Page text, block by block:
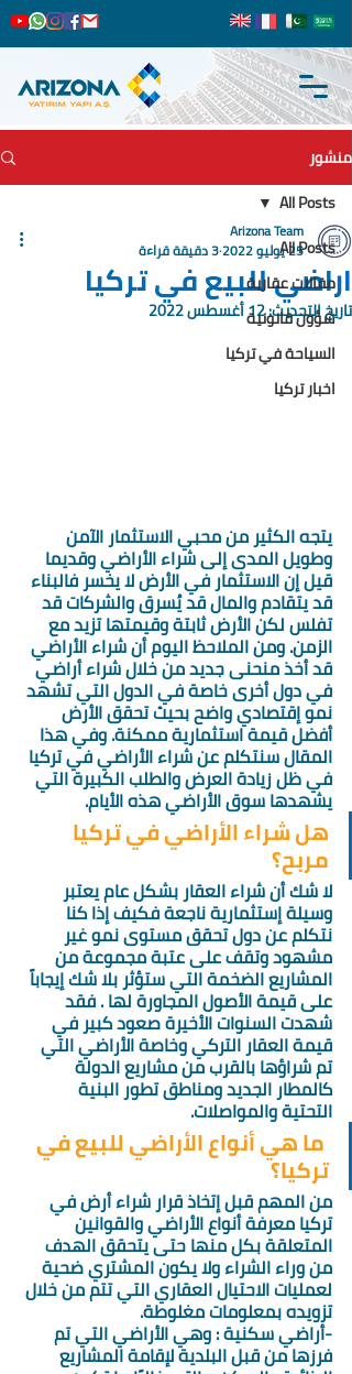
منشور
All Posts
مقالات عقارية
شؤون قانونية
السياحة في تركيا
اخبار تركيا
All Posts
اراضي للبيع في تركيا
Arizona Team
25 يوليو 2022 3 دقيقة قراءة
تاريخ التحديث:12 أغسطس 2022
يتجه الكثير من محبي الاستثمار الآمن
وطويل المدى إلى شراء الأراضي وقديما
قيل إن الاستثمار في الأرض لا يخسر فالبناء
قد يتقادم والمال قد يُسرق والشركات قد
تفلس لكن الأرض ثابتة وقيمتها تزيد مع
الزمن. ومن الملاحظ اليوم أن شراء الأراضي
قد أخذ منحنى جديد من خلال شراء أراضي
في دول أخرى خاصة في الدول التي تشهد
نمو إقتصادي واضح بحيث تحقق الأرض
أفضل قيمة استثمارية ممكنة. وفي هذا
المقال سنتكلم عن شراء الأراضي في تركيا
في ظل زيادة العرض والطلب الكبيرة التي
يشهدها سوق الأراضي هذه الأيام.
هل شراء الأراضي في تركيا
مربح؟
لا شك أن شراء العقار بشكل عام يعتبر
وسيلة إستثمارية ناجعة فكيف إذا كنا
نتكلم عن دول تحقق مستوى نمو غير
مشهود وتقف على عتبة مجموعة من
المشاريع الضخمة التي ستؤثر بلا شك إيجاباً
على قيمة الأصول المجاورة لها . فقد
شهدت السنوات الأخيرة صعود كبير في
قيمة العقار التركي وخاصة الأراضي التي
تم شراؤها بالقرب من مشاريع الدولة
كالمطار الجديد ومناطق تطور البنية
التحتية والمواصلات.
ما هي أنواع الأراضي للبيع في
تركيا؟
من المهم قبل إتخاذ قرار شراء أرض في
تركيا معرفة أنواع الأراضي والقوانين
المتعلقة بكل منها حتى يتحقق الهدف
من وراء الشراء ولا يكون المشتري ضحية
لعمليات الاحتيال العقاري التي تتم من خلال
تزويده بمعلومات مغلوطة.
-أراضي سكنية : وهي الأراضي التي تم
فرزها من قبل البلدية لإقامة المشاريع